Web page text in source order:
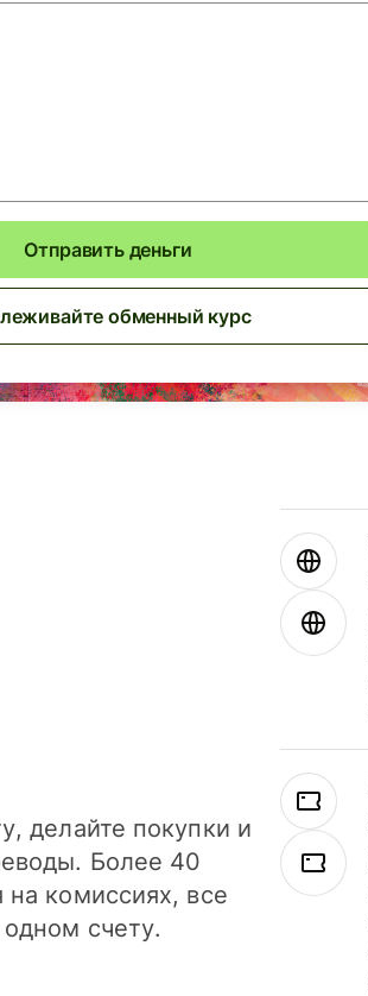
Отправить деньги
обменный курс
делайте покупки и
Более 40
комиссиях, все
счету.